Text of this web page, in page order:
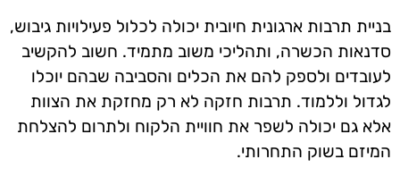
בניית תרבות ארגונית חיובית יכולה לכלול פעילויות גיבוש,
סדנאות הכשרה, ותהליכי משוב מתמיד. חשוב להקשיב
לעובדים ולספק להם את הכלים והסביבה שבהם יוכלו
לגדול וללמוד. תרבות חזקה לא רק מחזקת את הצוות
אלא גם יכולה לשפר את חוויית הלקוח ולתרום להצלחת
המיזם בשוק התחרותי.